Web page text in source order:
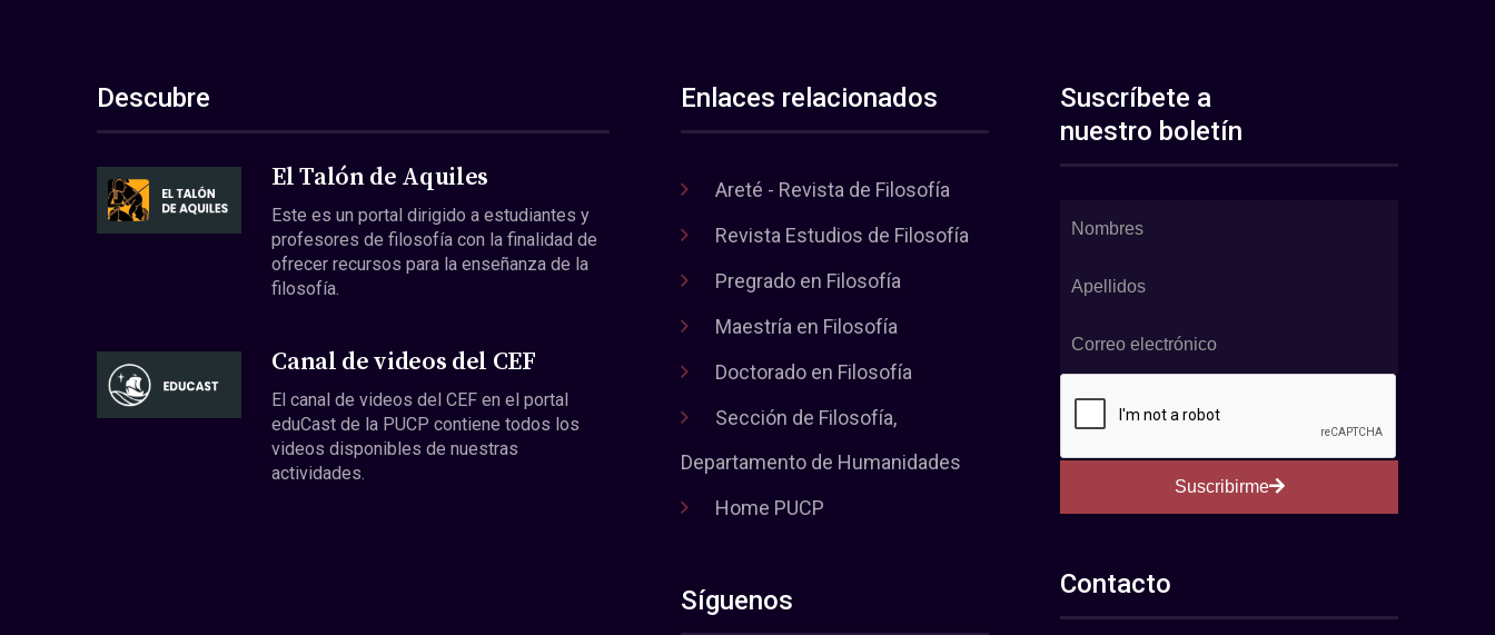
Descubre
El Talón de Aquiles
Este es un portal dirigido a estudiantes y
profesores de filosofía con la finalidad de
ofrecer recursos para la enseñanza de la
filosofía.
Canal de videos del CEF
El canal de videos del CEF en el portal
eduCast de la PUCP contiene todos los
videos disponibles de nuestras
actividades.
Enlaces relacionados
Areté - Revista de Filosofía
Revista Estudios de Filosofía
Pregrado en Filosofía
Maestría en Filosofía
Doctorado en Filosofía
Sección de Filosofía,
Departamento de Humanidades
Home PUCP
Síguenos
Suscríbete a
nuestro boletín
Suscribirme
Contacto